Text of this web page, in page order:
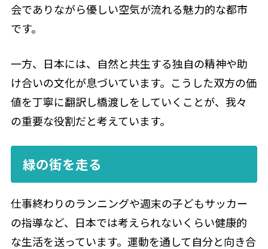
会でありながら優しい空気が流れる魅力的な都市
です。
一方、日本には、自然と共生する独自の精神や助
け合いの文化が息づいています。こうした双方の価
値を丁寧に翻訳し橋渡しをしていくことが、我々
の重要な役割だと考えています。
緑の街を走る
仕事終わりのランニングや週末の子どもサッカー
の指導など、日本では考えられないくらい健康的
な生活を送っています。運動を通して自分と向き合